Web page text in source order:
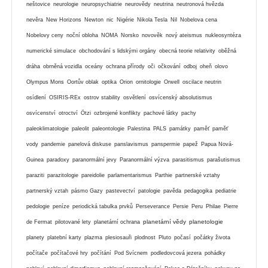
neštovice neurologie neuropsychiatrie neurovědy neutrina neutronová hvězda
nevěra New Horizons Newton nic Nigérie Nikola Tesla Nil Nobelova cena
Nobelovy ceny noční obloha NOMA Norsko novověk nový ateismus nukleosyntéza
numerické simulace obchodování s lidskými orgány obecná teorie relativity oběžná
dráha obrněná vozidla oceány ochrana přírody oči očkování odboj oheň olovo
Olympus Mons Oortův oblak optika Orion ornitologie Orwell oscilace neutrin
osídlení OSIRIS-REx ostrov stability osvětlení osvícenský absolutismus
osvícenství otroctví Ötzi ozbrojené konflikty pachové látky pachy
paleoklimatologie paleolit paleontologie Palestina PALS památky paměť paměť
vody pandemie panelová diskuse panslavismus panspermie papež Papua Nová-
Guinea paradoxy paranormální jevy Paranormální výzva parasitismus parašutismus
paraziti parazitologie pareidolie parlamentarismus Parthie partnerské vztahy
partnerský vztah pásmo Gazy pastevectví patologie pavěda pedagogika pediatrie
pedologie peníze periodická tabulka prvků Perseverance Persie Peru Philae Pierre
de Fermat pilotované lety planetární ochrana planetární vědy planetologie
planety platební karty plazma plesiosauři plodnost Pluto počasí počátky života
počítače počítačové hry počítání Pod Svícnem podledovcová jezera pohádky